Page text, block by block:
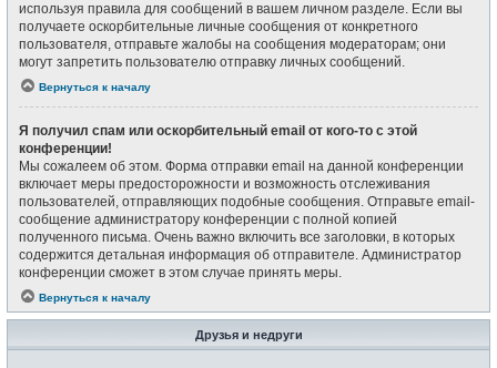
используя правила для сообщений в вашем личном разделе. Если вы
получаете оскорбительные личные сообщения от конкретного
пользователя, отправьте жалобы на сообщения модераторам; они
могут запретить пользователю отправку личных сообщений.
Вернуться к началу
Я получил спам или оскорбительный email от кого-то с этой
конференции!
Мы сожалеем об этом. Форма отправки email на данной конференции
включает меры предосторожности и возможность отслеживания
пользователей, отправляющих подобные сообщения. Отправьте email-
сообщение администратору конференции с полной копией
полученного письма. Очень важно включить все заголовки, в которых
содержится детальная информация об отправителе. Администратор
конференции сможет в этом случае принять меры.
Вернуться к началу
Друзья и недруги